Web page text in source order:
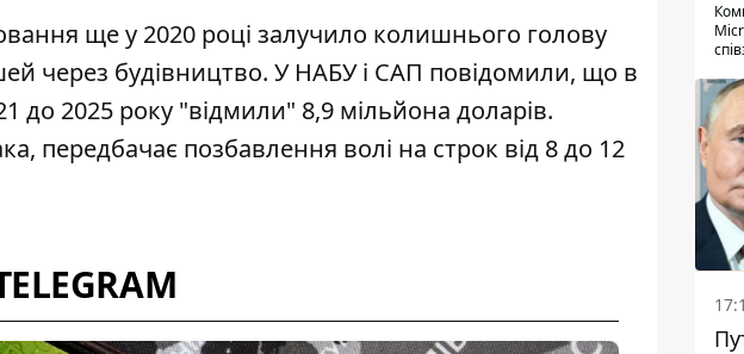
ще у 2020 році залучило колишнього голову
через будівництво. У НАБУ і САП повідомили, що в
до 2025 року "відмили" 8,9 мільйона доларів.
передбачає позбавлення волі на строк від 8 до 12